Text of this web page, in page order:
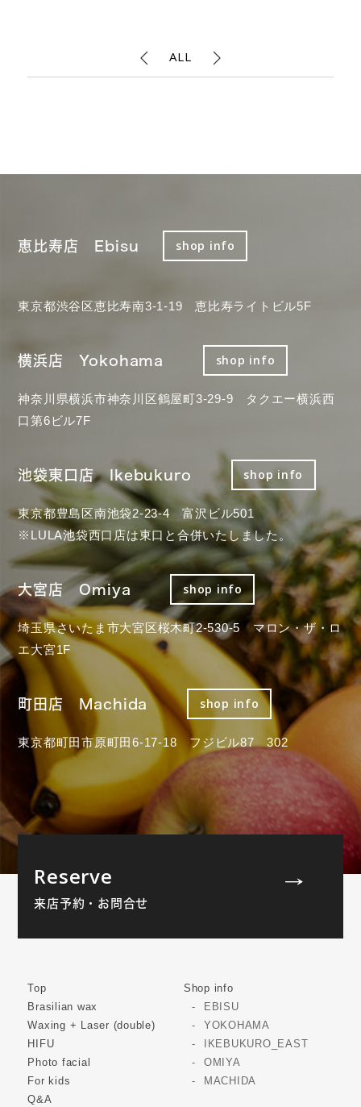
ALL
恵比寿店 Ebisu shop info
東京都渋谷区恵比寿南3-1-19 恵比寿ライトビル5F
横浜店 Yokohama shop info
神奈川県横浜市神奈川区鶴屋町3-29-9 タクエー横浜西
口第6ビル7F
池袋東口店 Ikebukuro shop info
東京都豊島区南池袋2-23-4 富沢ビル501
※LULA池袋西口店は東口と合併いたしました。
大宮店 Omiya shop info
埼玉県さいたま市大宮区桜木町2-530-5 マロン・ザ・ロ
エ大宮1F
町田店 Machida shop info
東京都町田市原町田6-17-18 フジビル87 302
Reserve
来店予約・お問合せ
Top
Brasilian wax
Waxing + Laser (double)
HIFU
Photo facial
For kids
Q&A
Shop info
EBISU
YOKOHAMA
IKEBUKURO_EAST
OMIYA
MACHIDA